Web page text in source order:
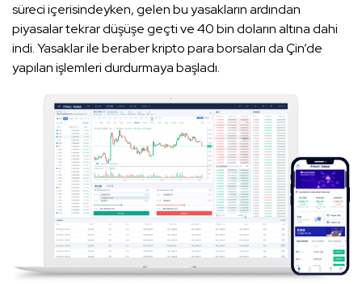
süreci içerisindeyken, gelen bu yasakların ardından
piyasalar tekrar düşüşe geçti ve 40 bin doların altına dahi
indi. Yasaklar ile beraber kripto para borsaları da Çin’de
yapılan işlemleri durdurmaya başladı.